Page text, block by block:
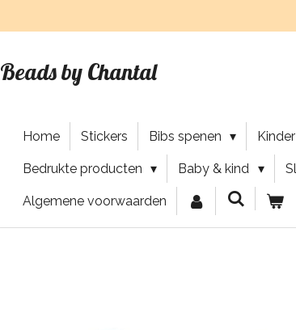
Beads by Chantal
Home Stickers Bibs spenen
Bedrukte producten Baby & kind
Algemene voorwaarden